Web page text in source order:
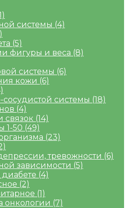
системы (4)
(5)
фигуры и веса (8)
системы (6)
кожи (6)
системы (18)
(4)
связок (14)
1-50 (49)
(23)
тревожности (6)
зависимости (5)
(4)
(2)
(1)
онкологии (7)